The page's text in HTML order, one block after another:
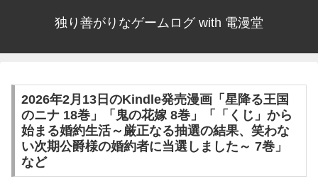
独り善がりなゲームログ with 電漫堂
2026年2月13日のKindle発売漫画「星降る王国
のニナ 18巻」「鬼の花嫁 8巻」「「くじ」から
始まる婚約生活～厳正なる抽選の結果、笑わな
い次期公爵様の婚約者に当選しました～ 7巻」
など